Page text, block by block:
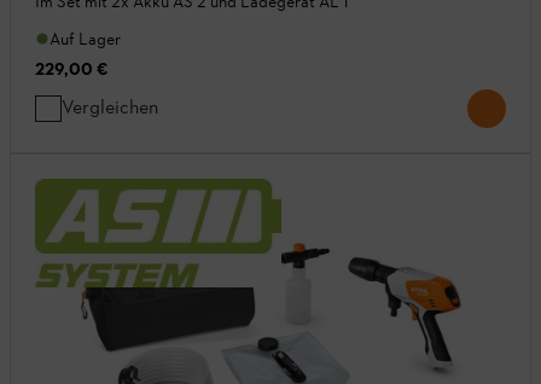
Auf Lager
229,00 €
Vergleichen